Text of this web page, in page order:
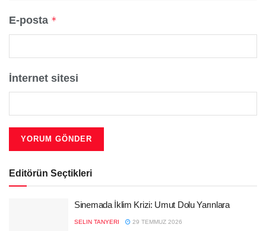
E-posta *
İnternet sitesi
Editörün Seçtikleri
Sinemada İklim Krizi: Umut Dolu Yarınlara
SELIN TANYERI 29 TEMMUZ 2026